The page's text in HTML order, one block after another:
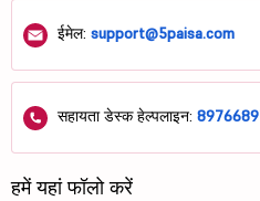
ईमेल: support@5paisa.com
सहायता डेस्क हेल्पलाइन:
हमें यहां फॉलो करें